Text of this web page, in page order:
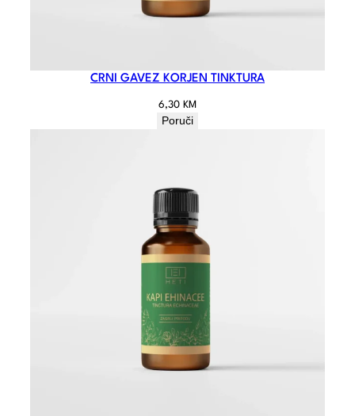
CRNI GAVEZ KORJEN TINKTURA
6,30 KM
Poruči